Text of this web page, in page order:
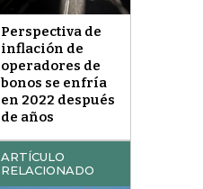
Perspectiva de
inflación de
operadores de
bonos se enfría
en 2022 después
de años
ARTÍCULO
RELACIONADO